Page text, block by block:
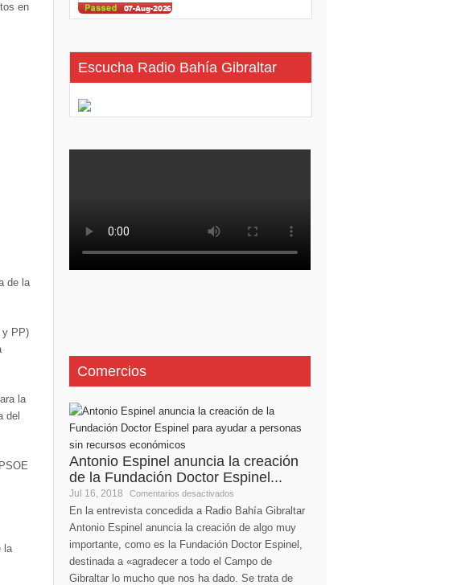
en
de la
y PP)
la
del
la
Escucha Radio Bahía Gibraltar
Comercios
Antonio Espinel anuncia la creación
de la Fundación Doctor Espinel...
Jul 16, 2018 Comentarios desactivados
En la entrevista concedida a Radio Bahía Gibraltar
Antonio Espinel anuncia la creación de algo muy
importante, como es la Fundación Doctor Espinel,
destinada a «agradecer a todo el Campo de
Gibraltar lo mucho que nos ha dado. Se trata de